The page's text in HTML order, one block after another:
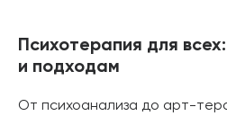
Психотерапия для
и подходам
От психоанализа до арт-